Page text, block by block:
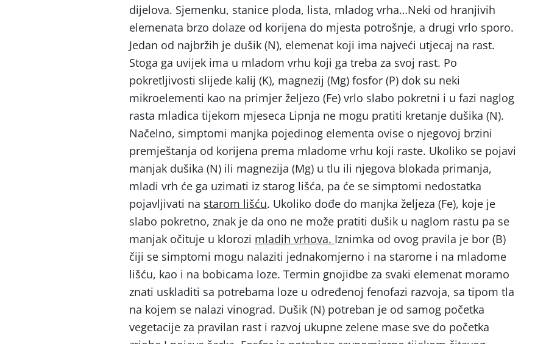
dijelova. Sjemenku, stanice ploda, lista, mladog vrha…Neki od hranjivih
elemenata brzo dolaze od korijena do mjesta potrošnje, a drugi vrlo sporo.
Jedan od najbržih je dušik (N), elemenat koji ima najveći utjecaj na rast.
Stoga ga uvijek ima u mladom vrhu koji ga treba za svoj rast. Po
pokretljivosti slijede kalij (K), magnezij (Mg) fosfor (P) dok su neki
mikroelementi kao na primjer željezo (Fe) vrlo slabo pokretni i u fazi naglog
rasta mladica tijekom mjeseca Lipnja ne mogu pratiti kretanje dušika (N).
Načelno, simptomi manjka pojedinog elementa ovise o njegovoj brzini
premještanja od korijena prema mladome vrhu koji raste. Ukoliko se pojavi
manjak dušika (N) ili magnezija (Mg) u tlu ili njegova blokada primanja,
mladi vrh će ga uzimati iz starog lišća, pa će se simptomi nedostatka
pojavljivati na starom lišću. Ukoliko dođe do manjka željeza (Fe), koje je
slabo pokretno, znak je da ono ne može pratiti dušik u naglom rastu pa se
manjak očituje u klorozi mladih vrhova. Iznimka od ovog pravila je bor (B)
čiji se simptomi mogu nalaziti jednakomjerno i na starome i na mladome
lišću, kao i na bobicama loze. Termin gnojidbe za svaki elemenat moramo
znati uskladiti sa potrebama loze u određenoj fenofazi razvoja, sa tipom tla
na kojem se nalazi vinograd. Dušik (N) potreban je od samog početka
vegetacije za pravilan rast i razvoj ukupne zelene mase sve do početka